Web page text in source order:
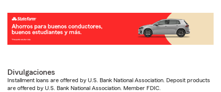
Divulgaciones
Installment loans are offered by U.S. Bank National Association. Deposit products
are offered by U.S. Bank National Association. Member FDIC.